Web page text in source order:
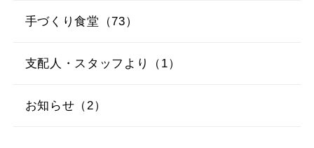
手づくり食堂（73）
支配人・スタッフより（1）
お知らせ（2）